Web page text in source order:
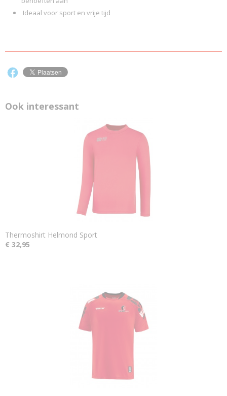
Ideaal voor sport en vrije tijd
Ook interessant
Thermoshirt Helmond Sport
€ 32,95